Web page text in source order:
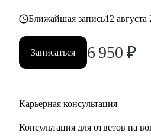
Ближайшая запись12 августа
Записаться 6 950 ₽
Карьерная консультация
Консультация для ответов на